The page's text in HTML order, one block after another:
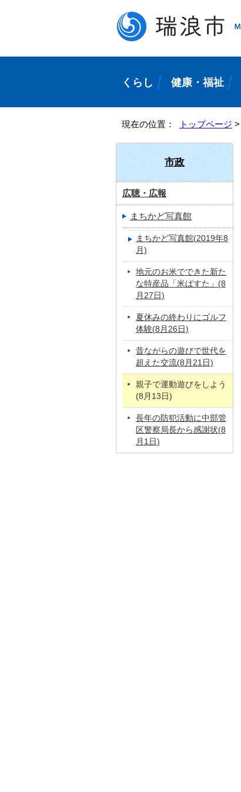
くらし 健康・福祉
現在の位置： トップページ >
市政
広聴・広報
まちかど写真館
まちかど写真館(2019年8
月)
地元のお米でできた新た
な特産品「米ぱすた」(8
月27日)
夏休みの終わりにゴルフ
体験(8月26日)
昔ながらの遊びで世代を
超えた交流(8月21日)
親子で運動遊びをしよう
(8月13日)
長年の防犯活動に中部管
区警察局長から感謝状(8
月1日)